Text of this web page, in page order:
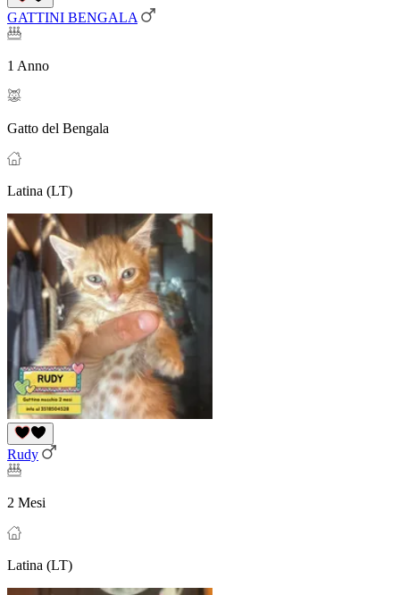
GATTINI BENGALA
1 Anno
Gatto del Bengala
Latina (LT)
Rudy
2 Mesi
Latina (LT)